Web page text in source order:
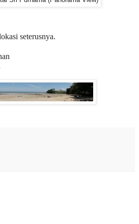
seterusnya.